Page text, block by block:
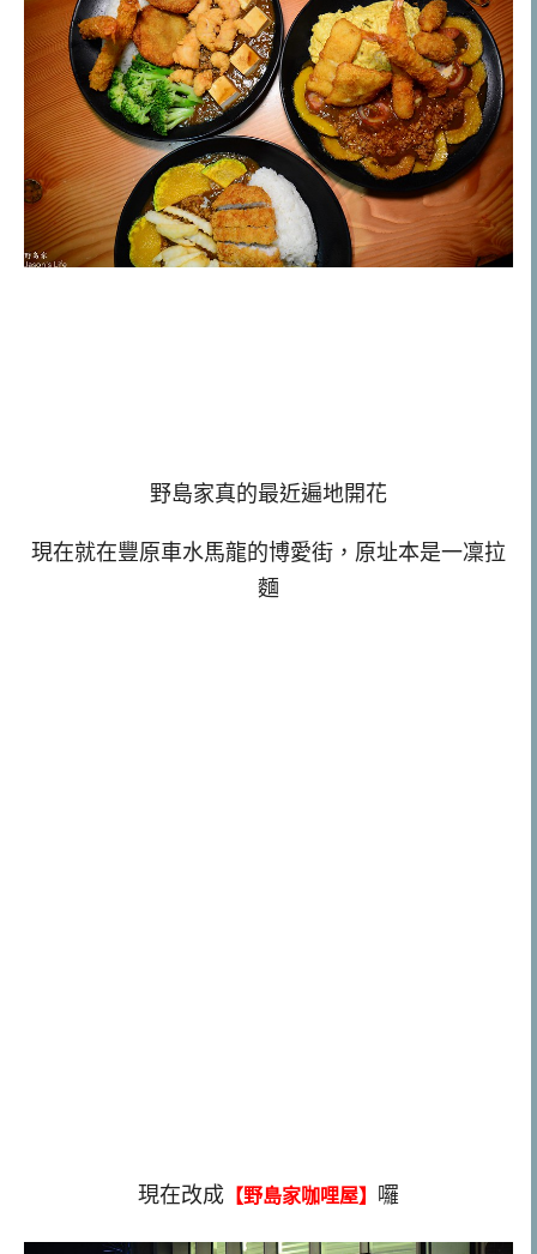
野島家真的最近遍地開花
現在就在豐原車水馬龍的博愛街，原址本是一凜拉
麵
現在改成 【野島家咖哩屋】 囉